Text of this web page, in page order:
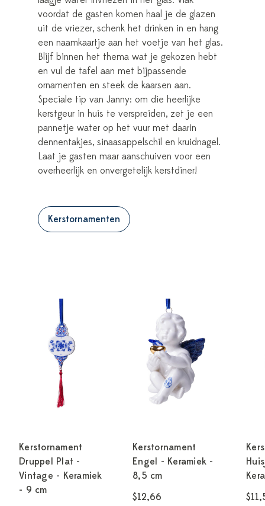
voordat de gasten komen haal je de glazen
uit de vriezer, schenk het drinken in en hang
een naamkaartje aan het voetje van het glas.
Blijf binnen het thema wat je gekozen hebt
en vul de tafel aan met bijpassende
ornamenten en steek de kaarsen aan.
Speciale tip van Janny: om die heerlijke
kerstgeur in huis te verspreiden, zet je een
pannetje water op het vuur met daarin
dennentakjes, sinaasappelschil en kruidnagel.
Laat je gasten maar aanschuiven voor een
overheerlijk en onvergetelijk kerstdiner!
Kerstornamenten
Kerstornament
Druppel Plat -
Vintage - Keramiek
- 9 cm
Kerstornament
Engel - Keramiek -
8,5 cm
$12,66